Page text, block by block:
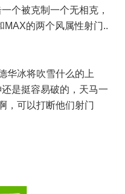
个被克制一个无相克，
MAX的两个风属性射门..
华冰将吹雪什么的上
是挺容易破的，天马一
，可以打断他们射门